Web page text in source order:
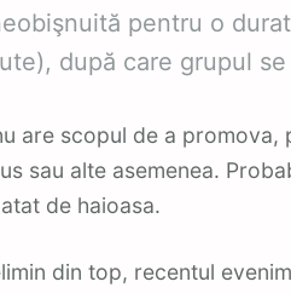
pentru o
după care grupul
are scopul de a promova,
sau alte asemenea.
de haioasa.
din top, recentul